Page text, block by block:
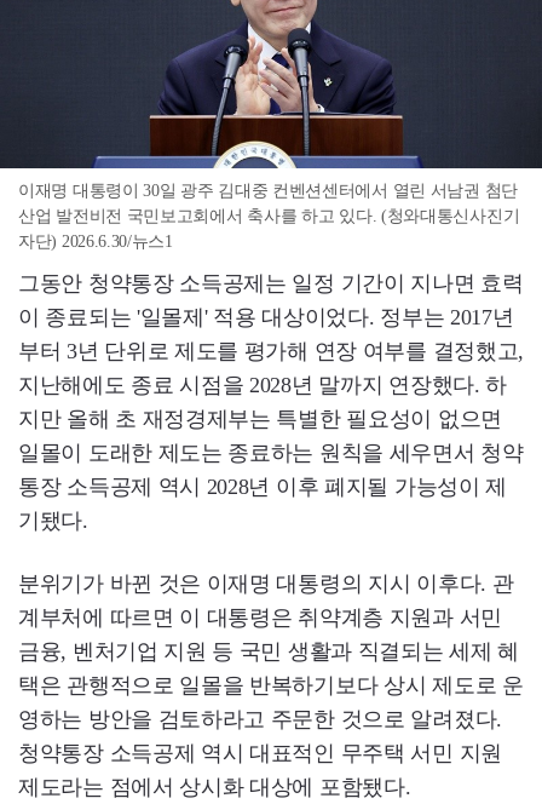
이재명 대통령이 30일 광주 김대중 컨벤션센터에서 열린 서남권 첨단
산업 발전비전 국민보고회에서 축사를 하고 있다. (청와대통신사진기
자단) 2026.6.30/뉴스1
그동안 청약통장 소득공제는 일정 기간이 지나면 효력
이 종료되는 '일몰제' 적용 대상이었다. 정부는 2017년
부터 3년 단위로 제도를 평가해 연장 여부를 결정했고,
지난해에도 종료 시점을 2028년 말까지 연장했다. 하
지만 올해 초 재정경제부는 특별한 필요성이 없으면
일몰이 도래한 제도는 종료하는 원칙을 세우면서 청약
통장 소득공제 역시 2028년 이후 폐지될 가능성이 제
기됐다.
분위기가 바뀐 것은 이재명 대통령의 지시 이후다. 관
계부처에 따르면 이 대통령은 취약계층 지원과 서민
금융, 벤처기업 지원 등 국민 생활과 직결되는 세제 혜
택은 관행적으로 일몰을 반복하기보다 상시 제도로 운
영하는 방안을 검토하라고 주문한 것으로 알려졌다.
청약통장 소득공제 역시 대표적인 무주택 서민 지원
제도라는 점에서 상시화 대상에 포함됐다.